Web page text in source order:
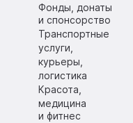
Фонды, донаты
и спонсорство
Транспортные
услуги,
курьеры,
логистика
Красота,
медицина
и фитнес